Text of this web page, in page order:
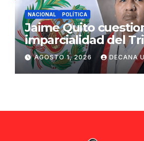
NACIONAL POLÍTICA
Jaime Quito
imparcialidad del
Constitucional tras
de Ollanta Humala
AGOSTO 1, 2026 DECANA